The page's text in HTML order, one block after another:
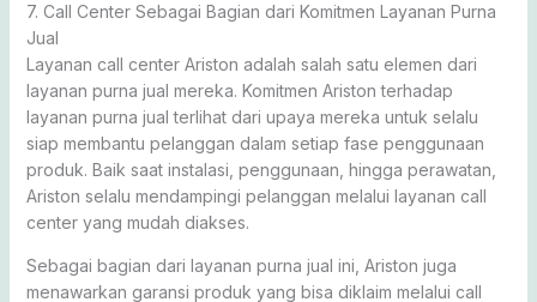
7. Call Center Sebagai Bagian dari Komitmen Layanan Purna
Jual
Layanan call center Ariston adalah salah satu elemen dari
layanan purna jual mereka. Komitmen Ariston terhadap
layanan purna jual terlihat dari upaya mereka untuk selalu
siap membantu pelanggan dalam setiap fase penggunaan
produk. Baik saat instalasi, penggunaan, hingga perawatan,
Ariston selalu mendampingi pelanggan melalui layanan call
center yang mudah diakses.
Sebagai bagian dari layanan purna jual ini, Ariston juga
menawarkan garansi produk yang bisa diklaim melalui call